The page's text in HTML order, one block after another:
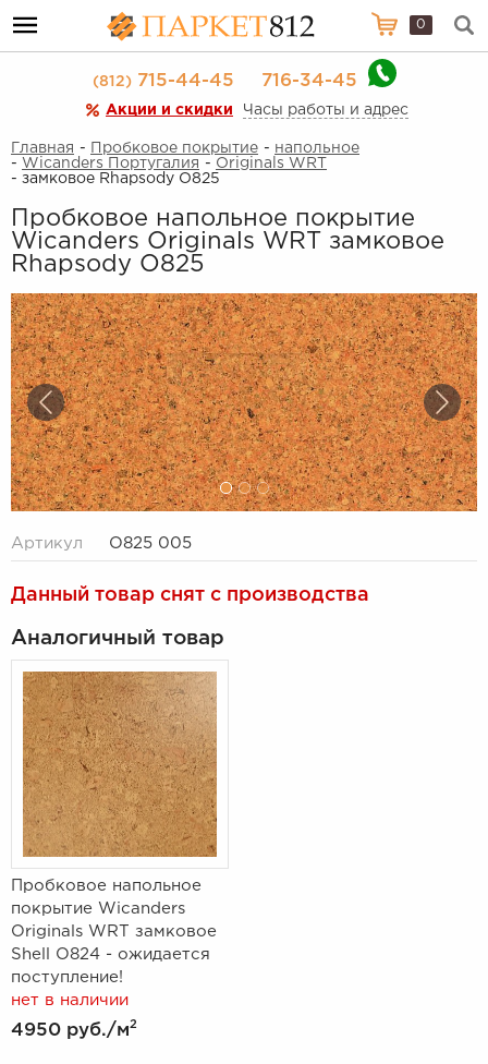
0
(812)715-44-45 716-34-45
Акции и скидки Часы работы и адрес
Главная - Пробковое покрытие - напольное
- Wicanders Португалия - Originals WRT
- замковое Rhapsody O825
Пробковое напольное покрытие
Wicanders Originals WRT замковое
Rhapsody O825
Артикул O825 005
Данный товар снят с производства
Аналогичный товар
Пробковое напольное
покрытие Wicanders
Originals WRT замковое
Shell О824 - ожидается
поступление!
нет в наличии
4950 руб./м2